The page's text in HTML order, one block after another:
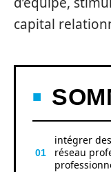
capital
intégrer
réseau